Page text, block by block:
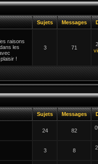
Sujets Messages
raisons
les
!
3 71
Sujets Messages
24 82
3 8